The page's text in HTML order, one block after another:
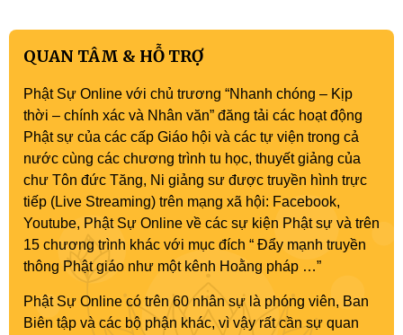
QUAN TÂM & HỖ TRỢ
Phật Sự Online với chủ trương “Nhanh chóng – Kịp
thời – chính xác và Nhân văn” đăng tải các hoạt động
Phật sự của các cấp Giáo hội và các tự viện trong cả
nước cùng các chương trình tu học, thuyết giảng của
chư Tôn đức Tăng, Ni giảng sư được truyền hình trực
tiếp (Live Streaming) trên mạng xã hội: Facebook,
Youtube, Phật Sự Online về các sự kiện Phật sự và trên
15 chương trình khác với mục đích “ Đẩy mạnh truyền
thông Phật giáo như một kênh Hoằng pháp …”
Phật Sự Online có trên 60 nhân sự là phóng viên, Ban
Biên tập và các bộ phận khác, vì vậy rất cần sự quan